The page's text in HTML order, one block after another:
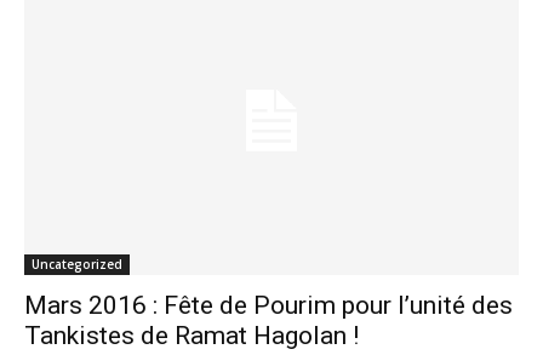
Uncategorized
Mars 2016 : Fête de Pourim pour l’unité des
Tankistes de Ramat Hagolan !